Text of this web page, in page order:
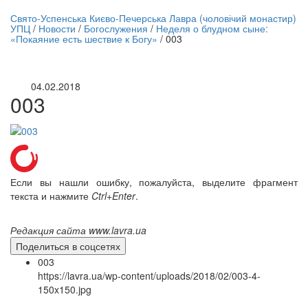
трансляция | 12 сентября
трансляции
Свято-Успенська Києво-Печерська Лавра (чоловічий монастир)
УПЦ / Новости / Богослужения / Неделя о блудном сыне:
«Покаяние есть шествие к Богу» / 003
04.02.2018
003
Если вы нашли ошибку, пожалуйста, выделите фрагмент
текста и нажмите Ctrl+Enter.
Редакция сайта www.lavra.ua
Поделиться в соцсетях
003
https://lavra.ua/wp-content/uploads/2018/02/003-4-
150x150.jpg